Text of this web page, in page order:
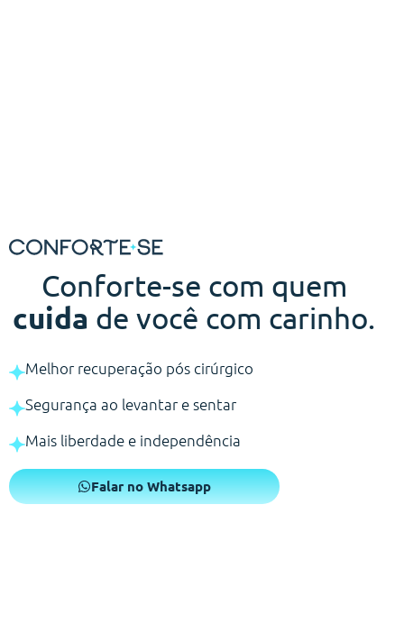
Conforte-se com quem
cuida de você com carinho.
Melhor recuperação pós cirúrgico
Segurança ao levantar e sentar
Mais liberdade e independência
Falar no Whatsapp